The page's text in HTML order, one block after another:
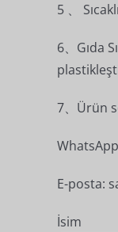
5 、
6、Gıda
7、Ürün
E-posta:
İsim